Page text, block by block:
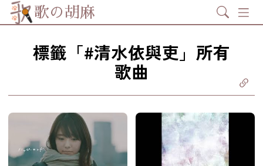
歌の胡麻 Search
標籤「#清水依與吏」所有
歌曲